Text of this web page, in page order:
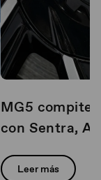
MG5 compite
con Sentra,
Leer más